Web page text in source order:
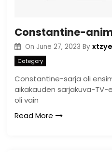
On June 27, 2023 By xtzye
Category
Constantine-sarja oli
aikakauden sarjakuva-TV-
oli vain
Read More